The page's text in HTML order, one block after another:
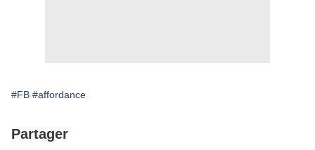
#FB #affordance
Partager